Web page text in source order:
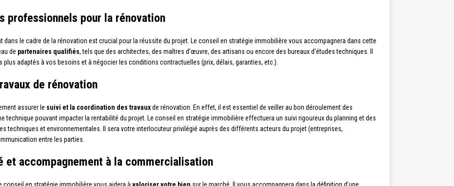
professionnels pour la rénovation
dans le cadre de la rénovation est crucial pour la réussite du projet. Le conseil en stratégie immobilière vous accompagnera dans cette
de partenaires qualifiés, tels que des architectes, des maîtres d’œuvre, des artisans ou encore des bureaux d’études techniques. Il
adaptés à vos besoins et à négocier les conditions contractuelles (prix, délais, garanties, etc.).
de rénovation
assurer le suivi et la coordination des travauxde rénovation. En effet, il est essentiel de veiller au bon déroulement des
technique pouvant impacter la rentabilité du projet. Le conseil en stratégie immobilière effectuera un suivi rigoureux du planning et des
techniques et environnementales. Il sera votre interlocuteur privilégié auprès des différents acteurs du projet (entreprises,
entre les parties.
et accompagnement à la commercialisation